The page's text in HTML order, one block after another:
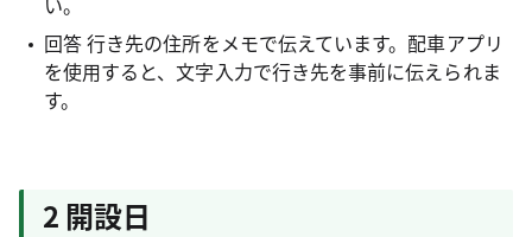
回答 行き先の住所をメモで伝えています。配車アプリ
を使用すると、文字入力で行き先を事前に伝えられま
す。
2 開設日